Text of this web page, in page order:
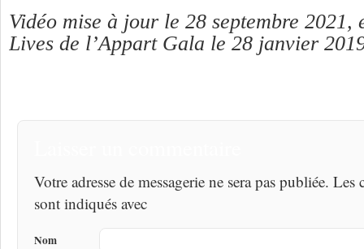
Vidéo mise à jour le 28 septembre 2021,
Lives de l’Appart Gala le 28 janvier
Votre adresse de messagerie ne sera pas publiée.
sont indiqués avec
Nom